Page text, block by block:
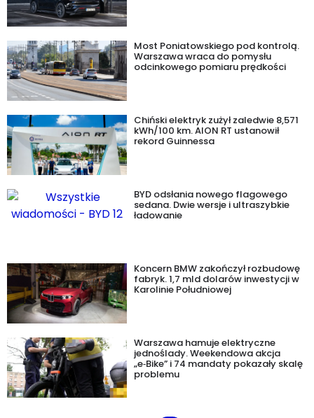
Most Poniatowskiego pod kontrolą.
Warszawa wraca do pomysłu
odcinkowego pomiaru prędkości
Chiński elektryk zużył zaledwie 8,571
kWh/100 km. AION RT ustanowił
rekord Guinnessa
BYD odsłania nowego flagowego
sedana. Dwie wersje i ultraszybkie
ładowanie
Koncern BMW zakończył rozbudowę
fabryk. 1,7 mld dolarów inwestycji w
Karolinie Południowej
Warszawa hamuje elektryczne
jednoślady. Weekendowa akcja
„e‑Bike” i 74 mandaty pokazały skalę
problemu